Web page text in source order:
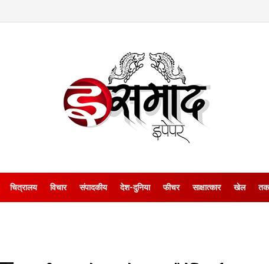
चित्रालय विचार संपादकीय देश-दुनिया फीचर साक्षात्‍कार खेल